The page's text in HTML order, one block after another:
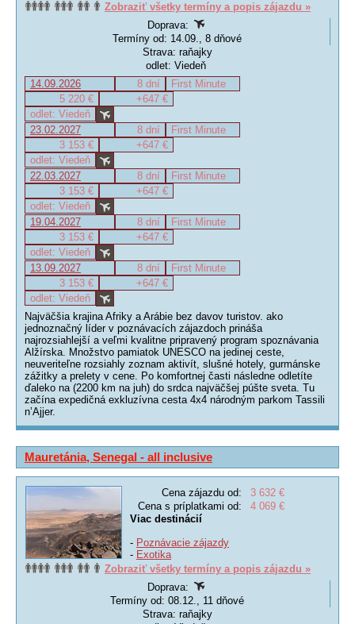
Zobraziť všetky termíny a popis zájazdu »
Doprava:
Termíny od: 14.09., 8 dňové
Strava: raňajky
odlet: Viedeň
14.09.2026
8 dní
First Minute
5 220 €
+647 €
odlet: Viedeň
23.02.2027
8 dní
First Minute
3 153 €
+647 €
odlet: Viedeň
22.03.2027
8 dní
First Minute
3 153 €
+647 €
odlet: Viedeň
19.04.2027
8 dní
First Minute
3 153 €
+647 €
odlet: Viedeň
13.09.2027
8 dní
First Minute
3 153 €
+647 €
odlet: Viedeň
Najväčšia krajina Afriky a Arábie bez davov turistov. ako
jednoznačný líder v poznávacích zájazdoch prináša
najrozsiahlejší a veľmi kvalitne pripravený program spoznávania
Alžírska. Množstvo pamiatok UNESCO na jedinej ceste,
neuveriteľne rozsiahly zoznam aktivít, slušné hotely, gurmánske
zážitky a prelety v cene. Po komfortnej časti následne odletíte
ďaleko na (2200 km na juh) do srdca najväčšej púšte sveta. Tu
začína expedičná exkluzívna cesta 4x4 národným parkom Tassili
n’Ajjer.
Mauretánia, Senegal - all inclusive
Cena zájazdu od:
3 632 €
Cena s príplatkami od:
4 069 €
Viac destinácií
- Poznávacie zájazdy
- Exotika
Zobraziť všetky termíny a popis zájazdu »
Doprava:
Termíny od: 08.12., 11 dňové
Strava: raňajky